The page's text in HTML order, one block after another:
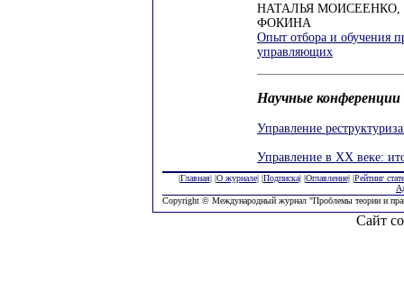
НАТАЛЬЯ МОИСЕЕНКО,
ФОКИНА
Опыт отбора и обучения
управляющих
Научные конференции
Управление
Управление в XX веке:
|Главная| |О журнале| |Подписка| |Оглавление| |Рейтинг
Copyright © Международный журнал "Проблемы теории и
Сайт